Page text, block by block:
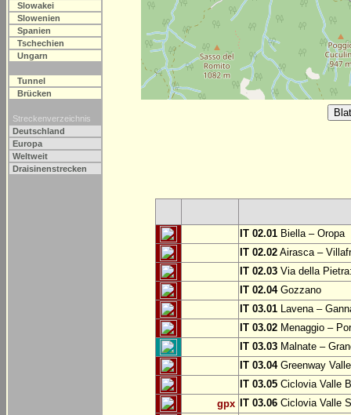
Slowakei
Slowenien
Spanien
Tschechien
Ungarn
Tunnel
Brücken
Streckenverzeichnis
Deutschland
Europa
Weltweit
Draisinenstrecken
IT 02.01 Biella – Oropa
IT 02.02 Airasca –
IT 02.03 Via della
IT 02.04Gozzano
IT 03.01 Lavena –
IT 03.02 Menaggio –
IT 03.03 Malnate –
IT 03.04Greenway
IT 03.05 Ciclovia Valle
gpx
IT 03.06 Ciclovia Valle